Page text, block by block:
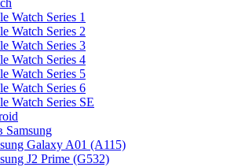
Watch Series 1
Watch Series 2
Watch Series 3
Watch Series 4
Watch Series 5
Watch Series 6
Watch Series SE
Samsung
Galaxy A01 (A115)
J2 Prime (G532)